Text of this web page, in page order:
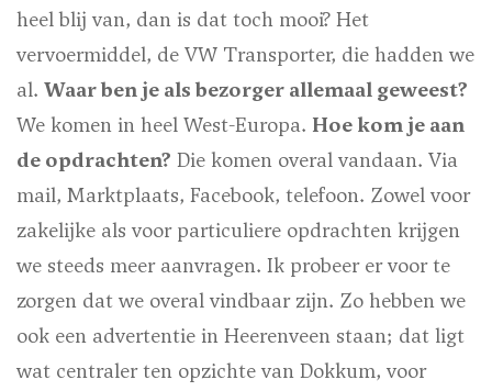
heel blij van, dan is dat toch mooi? Het
vervoermiddel, de VW Transporter, die hadden we
al. Waar ben je als bezorger allemaal geweest?
We komen in heel West-Europa. Hoe kom je aan
de opdrachten? Die komen overal vandaan. Via
mail, Marktplaats, Facebook, telefoon. Zowel voor
zakelijke als voor particuliere opdrachten krijgen
we steeds meer aanvragen. Ik probeer er voor te
zorgen dat we overal vindbaar zijn. Zo hebben we
ook een advertentie in Heerenveen staan; dat ligt
wat centraler ten opzichte van Dokkum, voor